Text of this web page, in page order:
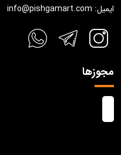
ایمیل: info@pishgamart.com
مجوزها